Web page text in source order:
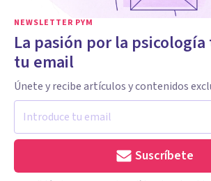
NEWSLETTER PYM
La pasión por la
tu email
Únete y recibe artículos y contenidos
Suscríbete